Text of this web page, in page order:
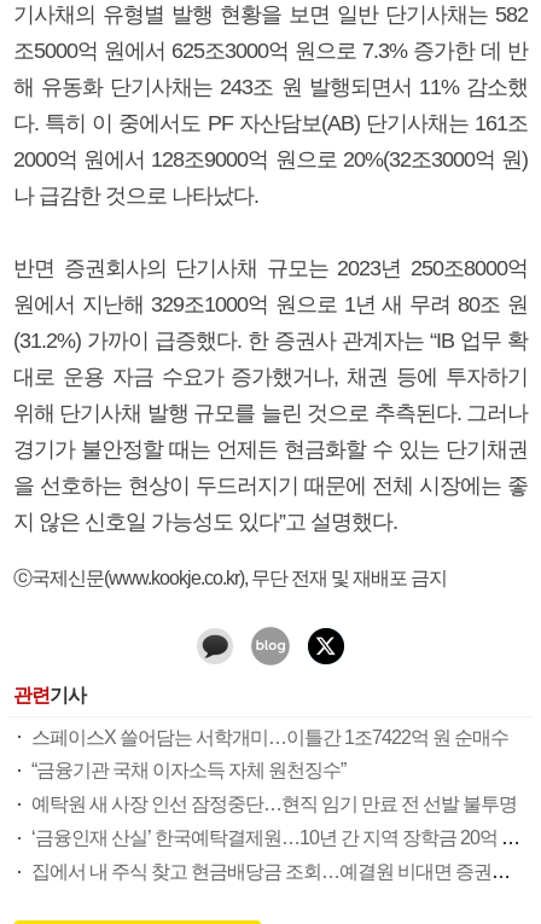
기사채의 유형별 발행 현황을 보면 일반 단기사채는 582
조5000억 원에서 625조3000억 원으로 7.3% 증가한 데 반
해 유동화 단기사채는 243조 원 발행되면서 11% 감소했
다. 특히 이 중에서도 PF 자산담보(AB) 단기사채는 161조
2000억 원에서 128조9000억 원으로 20%(32조3000억 원)
나 급감한 것으로 나타났다.
반면 증권회사의 단기사채 규모는 2023년 250조8000억
원에서 지난해 329조1000억 원으로 1년 새 무려 80조 원
(31.2%) 가까이 급증했다. 한 증권사 관계자는 “IB 업무 확
대로 운용 자금 수요가 증가했거나, 채권 등에 투자하기
위해 단기사채 발행 규모를 늘린 것으로 추측된다. 그러나
경기가 불안정할 때는 언제든 현금화할 수 있는 단기채권
을 선호하는 현상이 두드러지기 때문에 전체 시장에는 좋
지 않은 신호일 가능성도 있다”고 설명했다.
ⓒ국제신문(www.kookje.co.kr), 무단 전재 및 재배포 금지
관련기사
스페이스X 쓸어담는 서학개미…이틀간 1조7422억 원 순매수
“금융기관 국채 이자소득 자체 원천징수”
예탁원 새 사장 인선 잠정중단…현직 임기 만료 전 선발 불투명
‘금융인재 산실’ 한국예탁결제원…10년 간 지역 장학금 20억 지원
집에서 내 주식 찾고 현금배당금 조회…예결원 비대면 증권대행 서비스 주목